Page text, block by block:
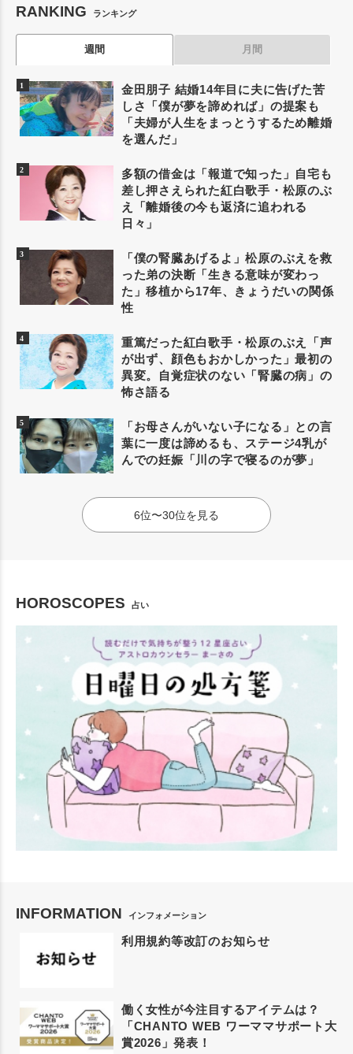
RANKING ランキング
週間 月間
金田朋子 結婚14年目に夫に告げた苦
しさ「僕が夢を諦めれば」の提案も
「夫婦が人生をまっとうするため離婚
を選んだ」
多額の借金は「報道で知った」自宅も
差し押さえられた紅白歌手・松原のぶ
え「離婚後の今も返済に追われる
日々」
「僕の腎臓あげるよ」松原のぶえを救
った弟の決断「生きる意味が変わっ
た」移植から17年、きょうだいの関係
性
重篤だった紅白歌手・松原のぶえ「声
が出ず、顔色もおかしかった」最初の
異変。自覚症状のない「腎臓の病」の
怖さ語る
「お母さんがいない子になる」との言
葉に一度は諦めるも、ステージ4乳が
んでの妊娠「川の字で寝るのが夢」
6位〜30位を見る
HOROSCOPES 占い
INFORMATION インフォメーション
利用規約等改訂のお知らせ
働く女性が今注目するアイテムは？
「CHANTO WEB ワーママサポート大
賞2026」発表！